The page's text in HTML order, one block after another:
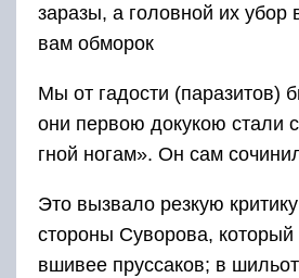
заразы, а головной их убор
вам обморок
Мы от гадости (паразитов)
они первою докукою стали
гной ногам». Он сам
Это вызвало резкую
стороны Суворова, который
вшивее пруссаков; в